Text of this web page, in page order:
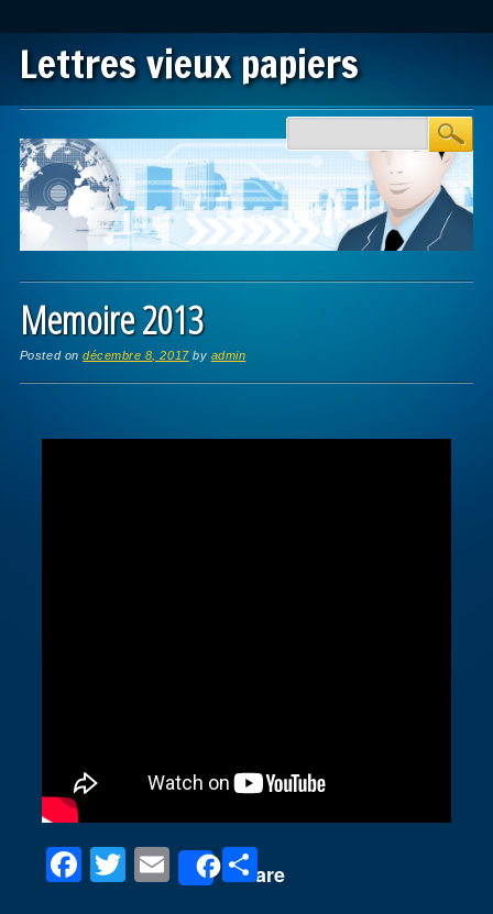
Lettres vieux papiers
Main menu
Memoire 2013
Posted ondécembre 8, 2017 by admin
F
T
E
Share
P